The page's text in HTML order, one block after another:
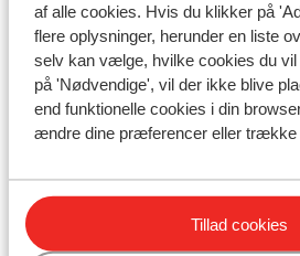
af alle cookies. Hvis du klikker på
flere oplysninger, herunder en liste
selv kan vælge, hvilke cookies du
på 'Nødvendige', vil der ikke blive
end funktionelle cookies i din
ændre dine præferencer eller trække
Tillad cookies
Residence Ambiez
Hotel Garden - Voksenhotel
Park Hotel Folgarida
TH Marilleva Hotel